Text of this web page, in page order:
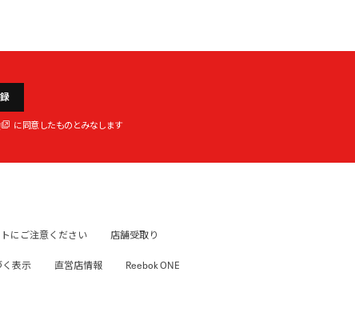
に同意したものとみなします
にご注意ください 店舗受取り
表示 直営店情報 Reebok ONE